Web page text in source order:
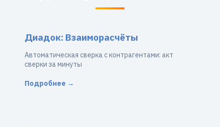
Диадок: Взаиморасчёты
Автоматическая сверка с контрагентами: акт
сверки за минуты
Подробнее →